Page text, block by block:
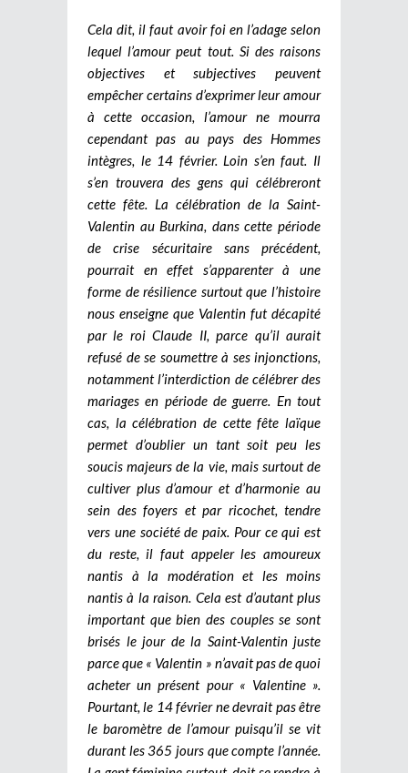
Cela dit, il faut avoir foi en l’adage selon
lequel l’amour peut tout. Si des raisons
objectives et subjectives peuvent
empêcher certains d’exprimer leur amour
à cette occasion, l’amour ne mourra
cependant pas au pays des Hommes
intègres, le 14 février. Loin s’en faut. Il
s’en trouvera des gens qui célébreront
cette fête. La célébration de la Saint-
Valentin au Burkina, dans cette période
de crise sécuritaire sans précédent,
pourrait en effet s’apparenter à une
forme de résilience surtout que l’histoire
nous enseigne que Valentin fut décapité
par le roi Claude II, parce qu’il aurait
refusé de se soumettre à ses injonctions,
notamment l’interdiction de célébrer des
mariages en période de guerre. En tout
cas, la célébration de cette fête laïque
permet d’oublier un tant soit peu les
soucis majeurs de la vie, mais surtout de
cultiver plus d’amour et d’harmonie au
sein des foyers et par ricochet, tendre
vers une société de paix. Pour ce qui est
du reste, il faut appeler les amoureux
nantis à la modération et les moins
nantis à la raison. Cela est d’autant plus
important que bien des couples se sont
brisés le jour de la Saint-Valentin juste
parce que « Valentin » n’avait pas de quoi
acheter un présent pour « Valentine ».
Pourtant, le 14 février ne devrait pas être
le baromètre de l’amour puisqu’il se vit
durant les 365 jours que compte l’année.